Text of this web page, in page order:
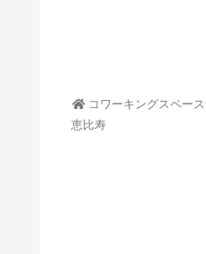
コワーキングスペー
恵比寿